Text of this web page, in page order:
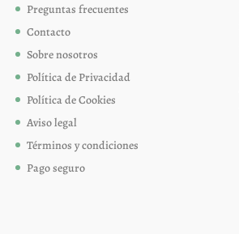
Preguntas frecuentes
Contacto
Sobre nosotros
Política de Privacidad
Política de Cookies
Aviso legal
Términos y condiciones
Pago seguro